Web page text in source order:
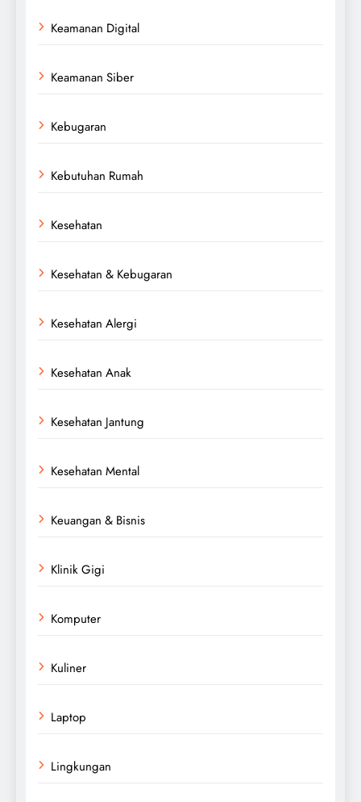
Keamanan Digital
Keamanan Siber
Kebugaran
Kebutuhan Rumah
Kesehatan
Kesehatan & Kebugaran
Kesehatan Alergi
Kesehatan Anak
Kesehatan Jantung
Kesehatan Mental
Keuangan & Bisnis
Klinik Gigi
Komputer
Kuliner
Laptop
Lingkungan